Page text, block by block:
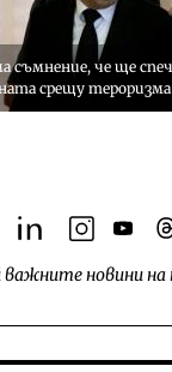
новина
съмнение, че ще
срещу тероризма
linkedininstagram
важните новини